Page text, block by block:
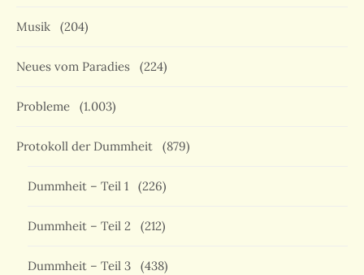
Musik (204)
Neues vom Paradies (224)
Probleme (1.003)
Protokoll der Dummheit (879)
Dummheit – Teil 1 (226)
Dummheit – Teil 2 (212)
Dummheit – Teil 3 (438)